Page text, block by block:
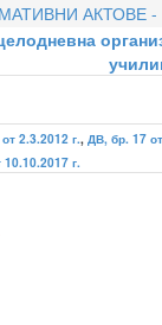
АКТОВЕ
2.3.2012 г., ДВ, бр. 17
г.